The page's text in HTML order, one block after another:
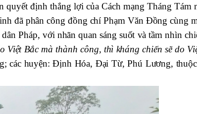
định thắng lợi của Cách mạng Tháng Tám
đã phân công đồng chí Phạm Văn Đồng cùng
Pháp, với nhãn quan sáng suốt và tầm nhìn
Việt Bắc mà thành công, thì kháng chiến sẽ do
các huyện: Định Hóa, Đại Từ, Phú Lương,